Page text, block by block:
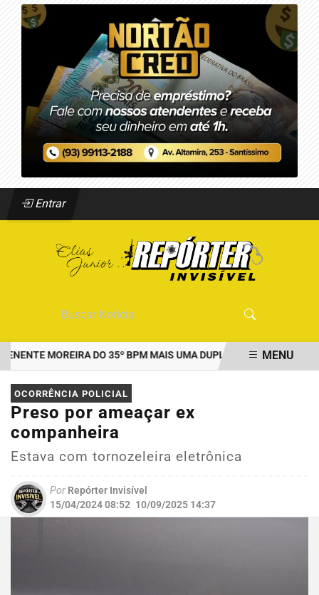
Entrar
MOREIRA DO 35º BPM MAIS UMA DUPLA PRESA POR TRÁFICO
EM ALTA
MENU
OCORRÊNCIA POLICIAL
Preso por ameaçar ex
companheira
Estava com tornozeleira eletrônica
Por Repórter Invisível
15/04/2024 08:52 10/09/2025 14:37